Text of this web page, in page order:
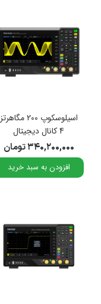
اسیلوسکوپ 200 مگاهرتز
4 کانال دیجیتال
8GS/sبرند هانتک مدل
DPO-8024E
۳۴۰,۲۰۰,۰۰۰ تومان
افزودن به سبد خرید